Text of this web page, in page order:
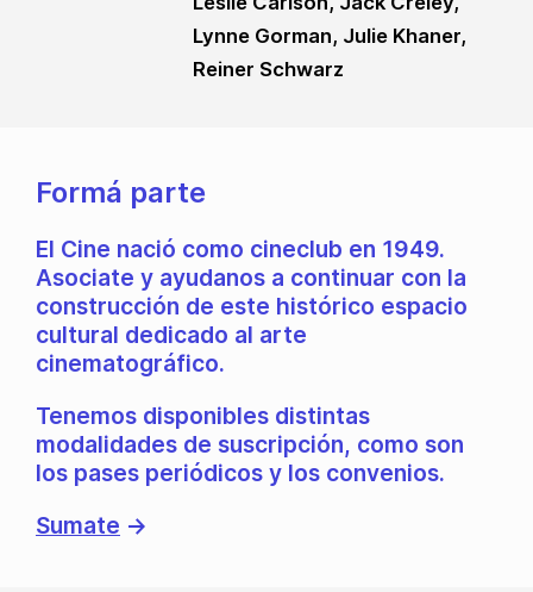
Lynne Gorman, Julie Khaner,
Reiner Schwarz
Formá parte
El Cine nació como cineclub en 1949.
Asociate y ayudanos a continuar con la
construcción de este histórico espacio
cultural dedicado al arte
cinematográfico.
Tenemos disponibles distintas
modalidades de suscripción, como son
los pases periódicos y los convenios.
Sumate →